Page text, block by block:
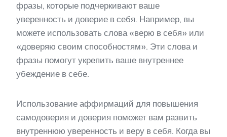
фразы, которые подчеркивают ваше
уверенность и доверие в себя. Например, вы
можете использовать слова «верю в себя» или
«доверяю своим способностям». Эти слова и
фразы помогут укрепить ваше внутреннее
убеждение в себе.
Использование аффирмаций для повышения
самодоверия и доверия поможет вам развить
внутреннюю уверенность и веру в себя. Когда вы